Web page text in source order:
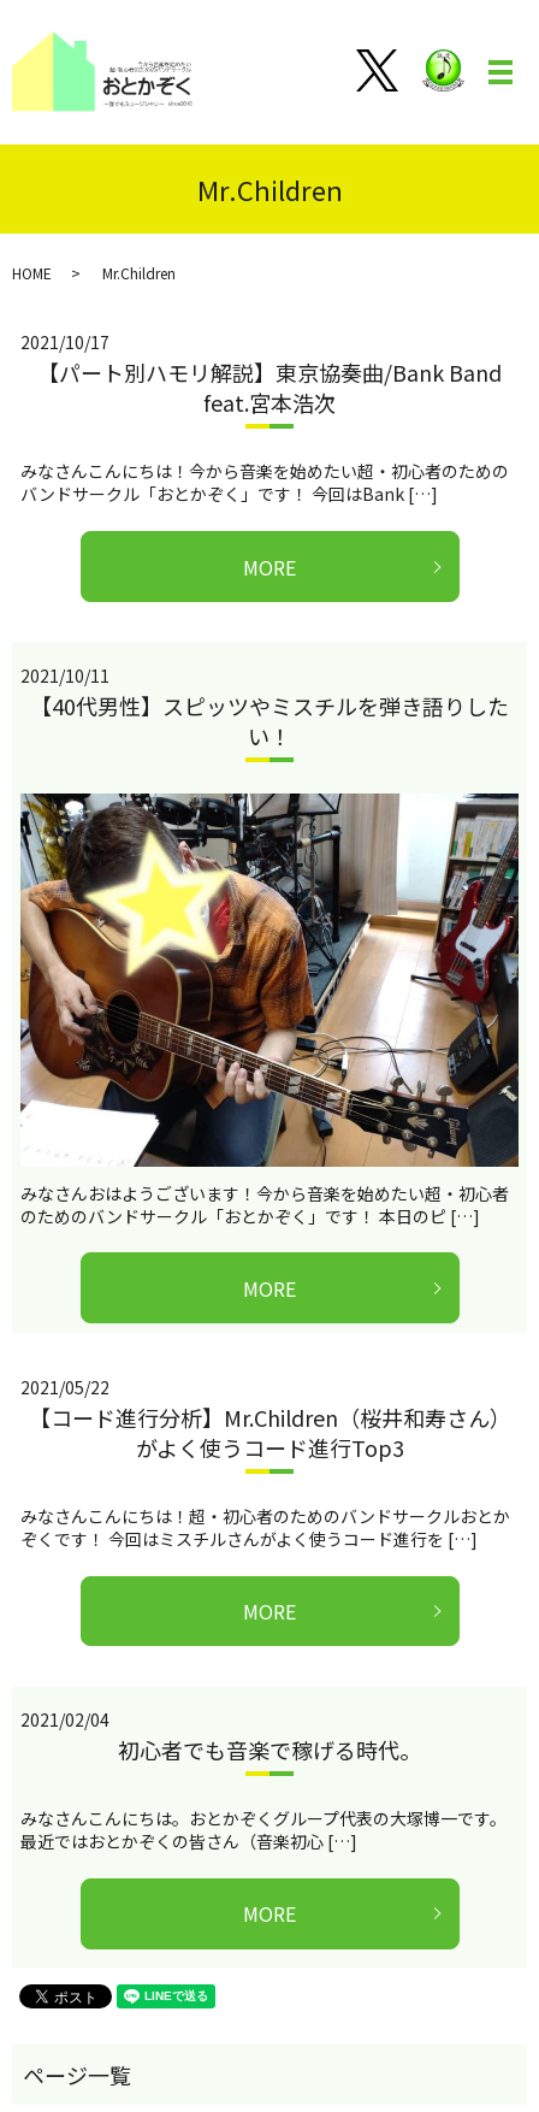
メ
Mr.Children
HOME Mr.Children
2021/10/17
【パート別ハモリ解説】東京協奏曲/Bank Band
feat.宮本浩次
みなさんこんにちは！今から音楽を始めたい超・初心者のための
バンドサークル「おとかぞく」です！ 今回はBank […]
MORE
2021/10/11
【40代男性】スピッツやミスチルを弾き語りした
い！
みなさんおはようございます！今から音楽を始めたい超・初心者
のためのバンドサークル「おとかぞく」です！ 本日のピ […]
MORE
2021/05/22
【コード進行分析】Mr.Children（桜井和寿さん）
がよく使うコード進行Top3
みなさんこんにちは！超・初心者のためのバンドサークルおとか
ぞくです！ 今回はミスチルさんがよく使うコード進行を […]
MORE
2021/02/04
初心者でも音楽で稼げる時代。
みなさんこんにちは。おとかぞくグループ代表の大塚博一です。
最近ではおとかぞくの皆さん（音楽初心 […]
MORE